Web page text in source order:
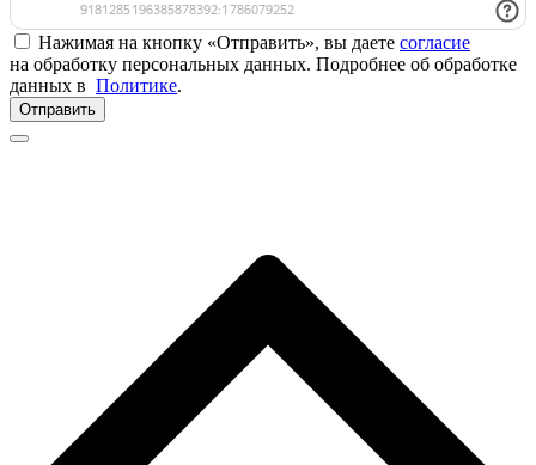
Нажимая на кнопку «Отправить», вы даете согласие
на обработку персональных данных. Подробнее об обработке
данных в Политике.
Отправить